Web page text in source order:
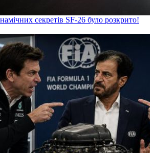
секретів SF-26 було розкрито!